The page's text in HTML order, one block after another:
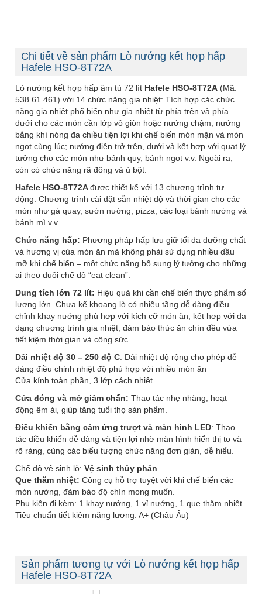
Chi tiết về sản phẩm Lò nướng kết hợp hấp
Hafele HSO-8T72A
Lò nướng kết hợp hấp âm tủ 72 lít Hafele HSO-8T72A (Mã:
538.61.461) với 14 chức năng gia nhiệt: Tích hợp các chức
năng gia nhiệt phổ biến như gia nhiệt từ phía trên và phía
dưới cho các món cần lớp vỏ giòn hoặc nướng chậm; nướng
bằng khí nóng đa chiều tiện lợi khi chế biến món mặn và món
ngọt cùng lúc; nướng điện trở trên, dưới và kết hợp với quạt lý
tưởng cho các món như bánh quy, bánh ngọt v.v. Ngoài ra,
còn có chức năng rã đông và ủ bột.
Hafele HSO-8T72Ađược thiết kế với 13 chương trình tự
động: Chương trình cài đặt sẵn nhiệt độ và thời gian cho các
món như gà quay, sườn nướng, pizza, các loại bánh nướng và
bánh mì v.v.
Chức năng hấp: Phương pháp hấp lưu giữ tối đa dưỡng chất
và hương vị của món ăn mà không phải sử dụng nhiều dầu
mỡ khi chế biến – một chức năng bổ sung lý tưởng cho những
ai theo đuổi chế độ “eat clean”.
Dung tích lớn 72 lít: Hiệu quả khi cần chế biến thực phẩm số
lượng lớn. Chưa kể khoang lò có nhiều tầng dễ dàng điều
chỉnh khay nướng phù hợp với kích cỡ món ăn, kết hợp với đa
dạng chương trình gia nhiệt, đảm bảo thức ăn chín đều vừa
tiết kiệm thời gian và công sức.
Dải nhiệt độ 30 – 250 độ C: Dải nhiệt độ rộng cho phép dễ
dàng điều chỉnh nhiệt độ phù hợp với nhiều món ăn
Cửa kính toàn phần, 3 lớp cách nhiệt.
Cửa đóng và mở giảm chấn: Thao tác nhẹ nhàng, hoạt
động êm ái, giúp tăng tuổi thọ sản phẩm.
Điều khiển bằng cảm ứng trượt và màn hình LED: Thao
tác điều khiển dễ dàng và tiện lợi nhờ màn hình hiển thị to và
rõ ràng, cùng các biểu tượng chức năng đơn giản, dễ hiểu.
Chế độ vệ sinh lò: Vệ sinh thủy phân
Que thăm nhiệt: Công cụ hỗ trợ tuyệt vời khi chế biến các
món nướng, đảm bảo độ chín mong muốn.
Phụ kiện đi kèm: 1 khay nướng, 1 vỉ nướng, 1 que thăm nhiệt
Tiêu chuẩn tiết kiệm năng lượng: A+ (Châu Âu)
Sản phẩm tương tự với Lò nướng kết hợp hấp
Hafele HSO-8T72A